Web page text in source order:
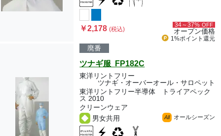
￥2,178(税込)
34～37% OFF
オープン価格
1%ポイント 還元
廃番
ツナギ服 FP182C
東洋リントフリー
ツナギ・オーバーオール・サロペット
東洋リントフリー半導体 トライアペック
ス 2010
クリーンウェア
男女共用
All オールシーズン